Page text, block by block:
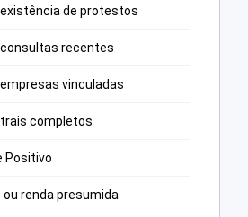
existência de protestos
consultas recentes
vinculadas
completos
Positivo
renda presumida